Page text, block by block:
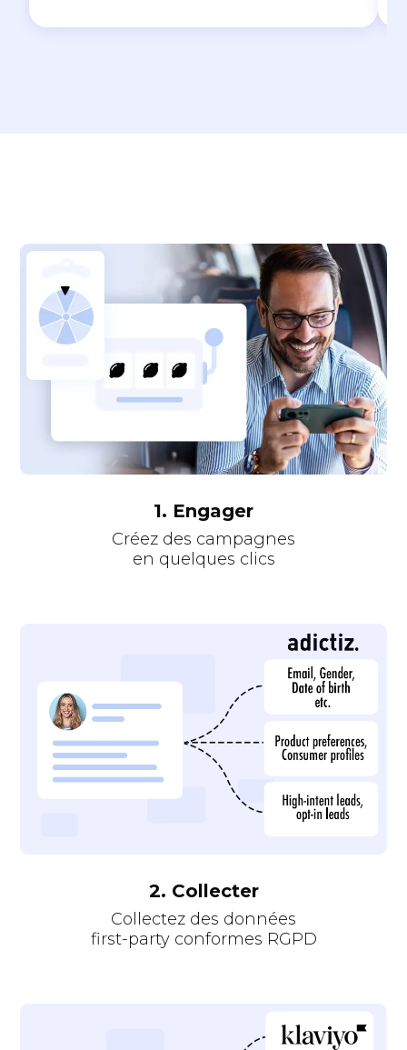
1. Engager
Créez des campagnes
en quelques clics
2. Collecter
Collectez des données
first-party conformes RGPD